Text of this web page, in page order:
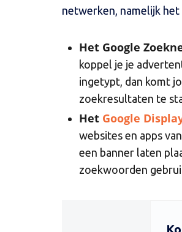
netwerken, namelijk
Het Google
koppel je je
ingetypt, dan komt
zoekresultaten te
Het Google
websites en apps
een banner laten
zoekwoorden